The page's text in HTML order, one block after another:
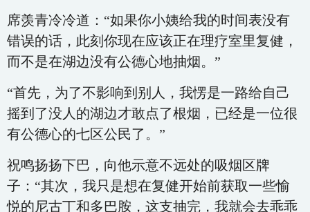
席羡青冷冷道：“如果你小姨给我的时间表没有
错误的话，此刻你现在应该正在理疗室里复健，
而不是在湖边没有公德心地抽烟。”
“首先，为了不影响到别人，我愣是一路给自己
摇到了没人的湖边才敢点了根烟，已经是一位很
有公德心的七区公民了。”
祝鸣扬扬下巴，向他示意不远处的吸烟区牌
子：“其次，我只是想在复健开始前获取一些愉
悦的尼古丁和多巴胺，这支抽完，我就会去乖乖